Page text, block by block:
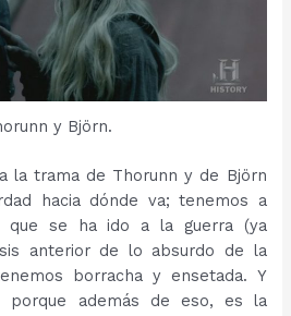
y Björn.
la trama de Thorunn y de Björn
hacia dónde va; tenemos a
que se ha ido a la guerra (ya
anterior de lo absurdo de la
borracha y ensetada. Y
porque además de eso, es la